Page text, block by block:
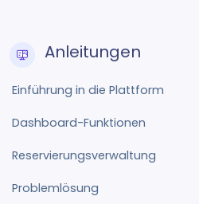
Anleitungen
Einführung in die Plattform
Dashboard-Funktionen
Reservierungsverwaltung
Problemlösung